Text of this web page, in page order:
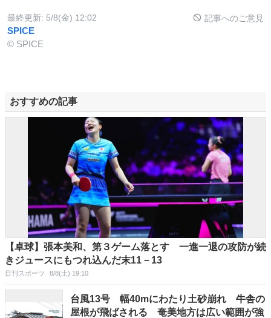
最終更新: 5/8(金) 12:02 記事へのご意見
SPICE
© SPICE
おすすめの記事
【卓球】張本美和、第３ゲーム落とす 一進一退の攻防が続
きジュースにもつれ込んだ末11－13
日刊スポーツ 8/8(土) 19:10
台風13号 幅40mにわたり土砂崩れ 牛舎の
屋根が飛ばされる 奄美地方は広い範囲が強